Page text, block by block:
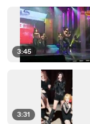
3:45
3:31